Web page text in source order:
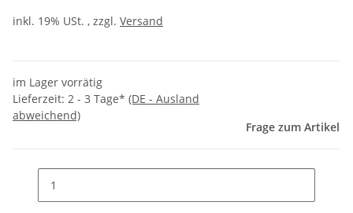
inkl. 19% USt. , zzgl. Versand
im Lager vorrätig
Lieferzeit: 2 - 3 Tage* (DE - Ausland
abweichend)
Frage zum Artikel